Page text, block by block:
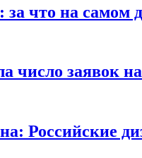
что на самом
число заявок
Российские